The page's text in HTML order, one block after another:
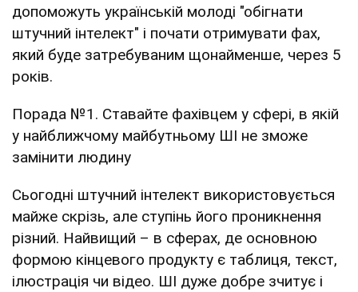
допоможуть українській молоді "обігнати
штучний інтелект" і почати отримувати фах,
який буде затребуваним щонайменше, через 5
років.
Порада №1. Ставайте фахівцем у сфері, в якій
у найближчому майбутньому ШІ не зможе
замінити людину
Сьогодні штучний інтелект використовується
майже скрізь, але ступінь його проникнення
різний. Найвищий – в сферах, де основною
формою кінцевого продукту є таблиця, текст,
ілюстрація чи відео. ШІ дуже добре зчитує і